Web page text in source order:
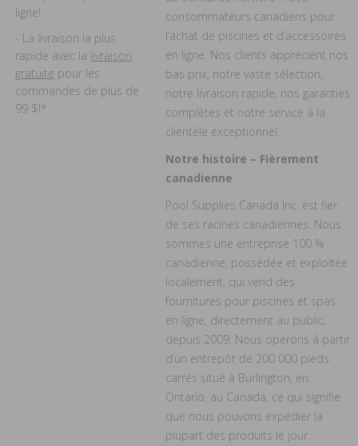
ligne!
- La livraison la plus
rapide avec la livraison
gratuite pour les
commandes de plus de
99 $!*
consommateurs canadiens pour
l’achat de piscines et d’accessoires
en ligne. Nos clients apprécient nos
bas prix, notre vaste sélection,
notre livraison rapide, nos garanties
complètes et notre service à la
clientèle exceptionnel.
Notre histoire – Fièrement
canadienne
Pool Supplies Canada Inc. est fier
de ses racines canadiennes. Nous
sommes une entreprise 100 %
canadienne, possédée et exploitée
localement, qui vend des
fournitures pour piscines et spas
en ligne, directement au public,
depuis 2009. Nous opérons à partir
d’un entrepôt de 200 000 pieds
carrés situé à Burlington, en
Ontario, au Canada, ce qui signifie
que nous pouvons expédier la
plupart des produits le jour